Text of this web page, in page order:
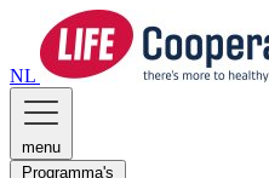
NL
menu
Programma's